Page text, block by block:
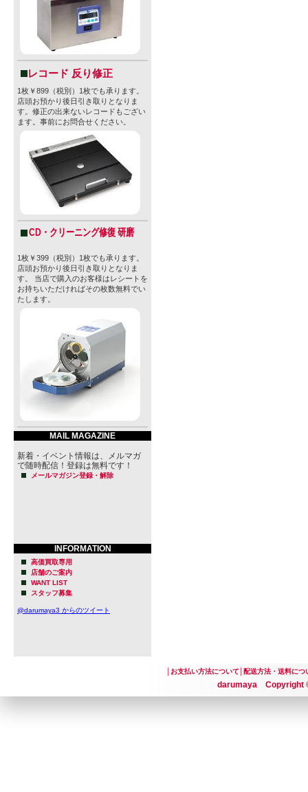
レコード 反り修正
1枚￥899（税別）1枚でも承ります。
店頭お預かり後日引き取りとなりま
す。修正の出来ないレコードもござい
ます。事前にお問合せください。
CD・クリーニング修復 研磨
1枚￥399（税別）1枚でも承ります。
店頭お預かり後日引き取りとなりま
す。 当店で購入のお客様はレシートを
お持ちいただければその枚数無料でい
たします。
MAIL MAGAZINE
新着・イベント情報は、メルマガ
で随時配信！登録は無料です！
メールマガジン登録・解除
INFORMATION
高価買取専用
店舗のご案内
WANT LIST
スタッフ募集
@darumaya3 からのツイート
お支払い方法について│ 配送方法・送料につ
darumaya Copyright